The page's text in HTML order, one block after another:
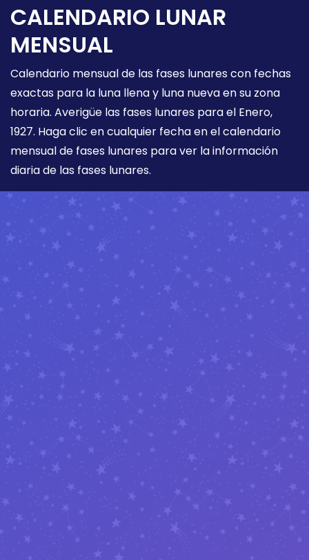
CALENDARIO LUNAR
MENSUAL
Calendario mensual de las fases lunares con fechas
exactas para la luna llena y luna nueva en su zona
horaria. Averigüe las fases lunares para el Enero,
1927. Haga clic en cualquier fecha en el calendario
mensual de fases lunares para ver la información
diaria de las fases lunares.